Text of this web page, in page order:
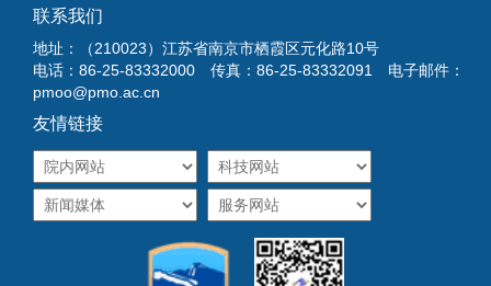
联系我们
地址：（210023）江苏省南京市栖霞区元化路10号
电话：86-25-83332000 传真：86-25-83332091 电子邮件：
pmoo@pmo.ac.cn
友情链接